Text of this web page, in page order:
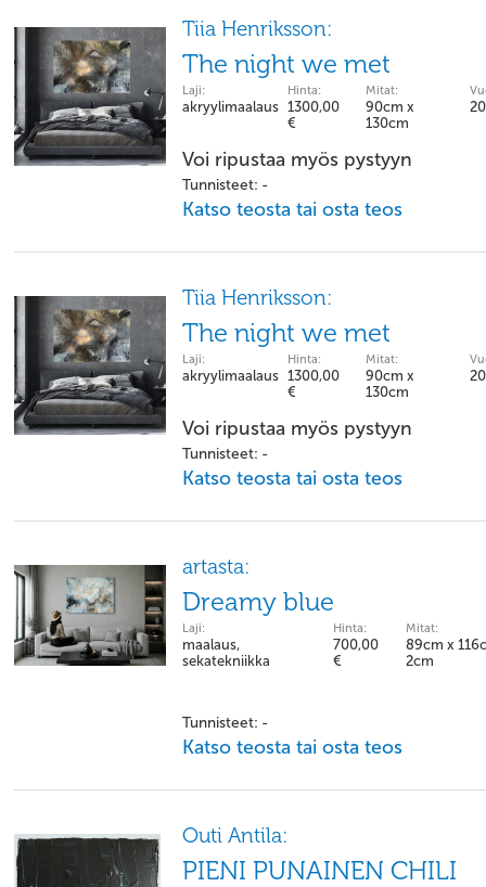
Tiia Henriksson:
The night we met
Laji:
akryylimaalaus
Hinta:
1300,00
€
Mitat:
90cm x
130cm
Voi ripustaa myös pystyyn
Tunnisteet: -
Katso teosta tai osta teos
Tiia Henriksson:
The night we met
Laji:
akryylimaalaus
Hinta:
1300,00
€
Mitat:
90cm x
130cm
Voi ripustaa myös pystyyn
Tunnisteet: -
Katso teosta tai osta teos
artasta:
Dreamy blue
Laji:
maalaus,
sekatekniikka
Hinta:
700,00
€
Mitat:
89cm x
2cm
Tunnisteet: -
Katso teosta tai osta teos
Outi Antila:
PIENI PUNAINEN CHILI